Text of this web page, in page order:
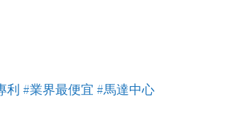
利#業界最便宜#馬達中心